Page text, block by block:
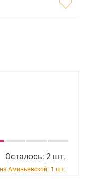
Осталось: 2 шт.
Аминьевской: 1 шт.